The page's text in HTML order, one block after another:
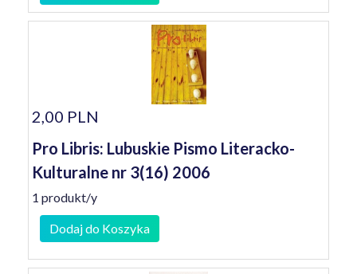
2,00 PLN
Pro Libris: Lubuskie Pismo Literacko-
Kulturalne nr 3(16) 2006
1 produkt/y
Dodaj do Koszyka